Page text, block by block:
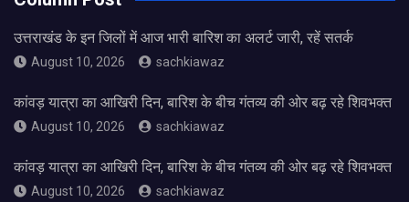
उत्तराखंड के इन जिलों में आज भारी बारिश का अलर्ट जारी, रहें सतर्क
August 10, 2026 sachkiawaz
कांवड़ यात्रा का आखिरी दिन, बारिश के बीच गंतव्य की ओर बढ़ रहे शिवभक्त
August 10, 2026 sachkiawaz
कांवड़ यात्रा का आखिरी दिन, बारिश के बीच गंतव्य की ओर बढ़ रहे शिवभक्त
August 10, 2026 sachkiawaz